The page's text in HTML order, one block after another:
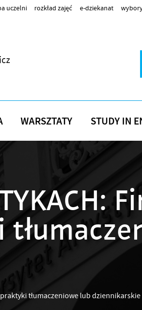
uczelni rozkład zajęć e-dziekanat
WARSZTATY STUDY IN
praktyki tłumaczeniowe lub dziennikarskie